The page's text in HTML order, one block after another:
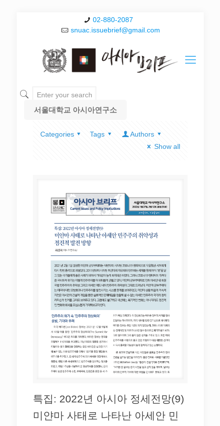
02-880-2087
snuac.issuebrief@gmail.com
서울대학교 아시아연구소
Categories Tags
Authors
Show all
특집: 2022년 아시아 정세전망(9)
미얀마 사태로 나타난 아세안 민